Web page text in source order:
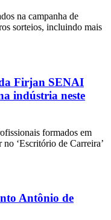
na campanha de
sorteios, incluindo mais
Firjan SENAI
indústria neste
formados em
‘Escritório de Carreira’
Antônio de